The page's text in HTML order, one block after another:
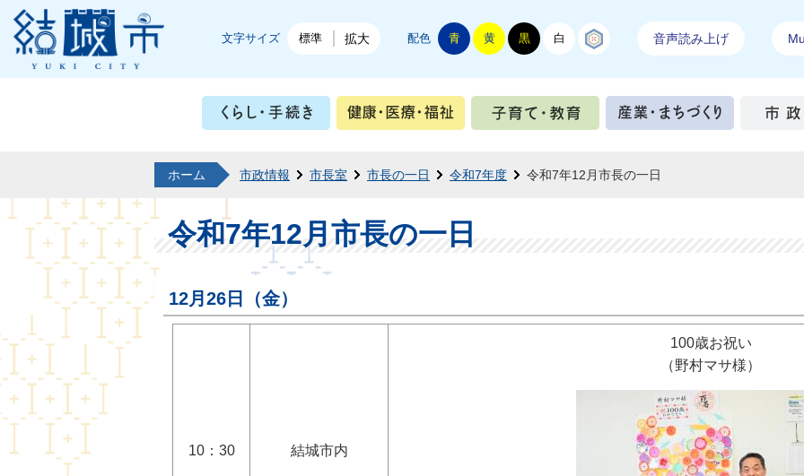
結城市公式ホームページ
文字サイズ 標準 拡大 配色 青 黄 黒 白 音声読み上げ
くらし・手続き 健康・医療・福祉 子育て・教育 産業・
ホーム 市政情報 市長室 市長の一日 令和7年度 令和7年12月市長の一日
令和7年12月市長の一日
12月26日（金）
10：30 結城市内
100歳お祝い
（野村マサ様）